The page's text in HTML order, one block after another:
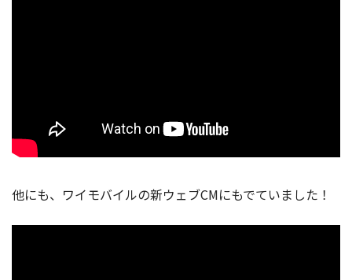
他にも、ワイモバイルの新ウェブCMにもでていました！